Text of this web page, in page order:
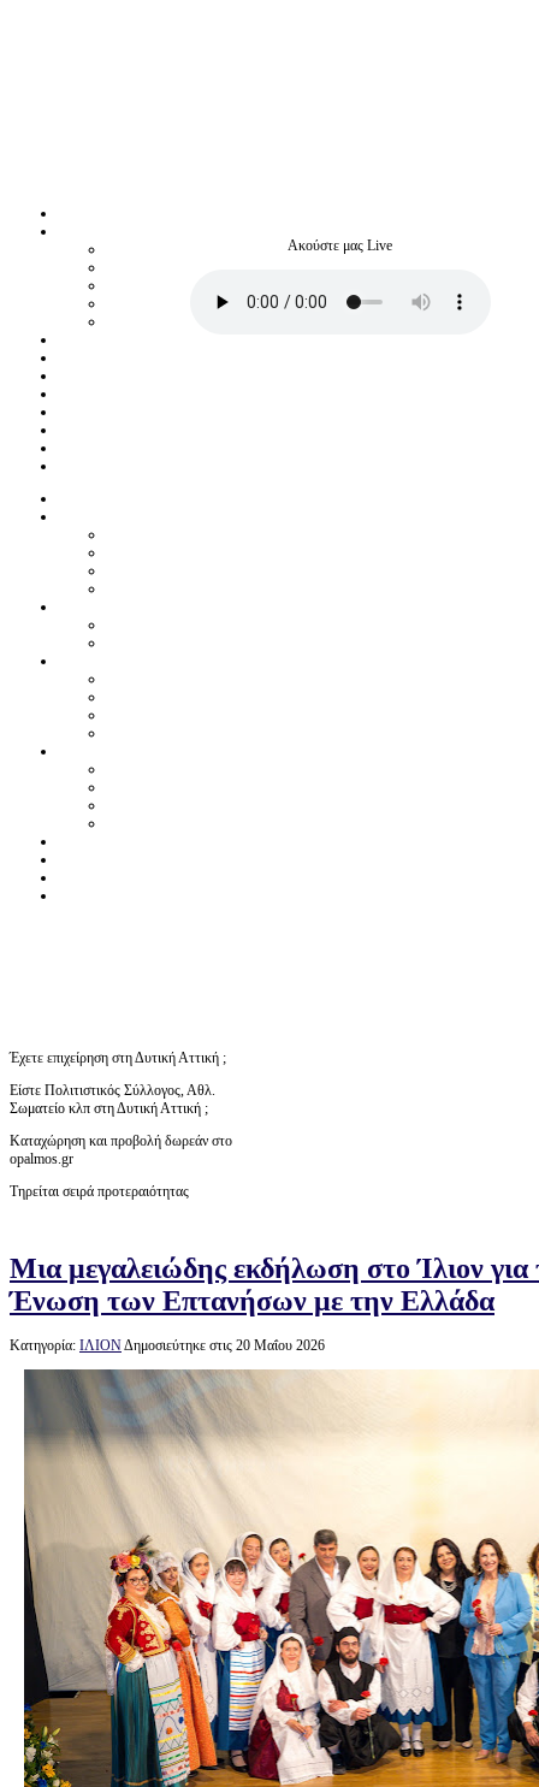
Ακούστε μας Live
Έχετε επιχείρηση στη Δυτική Αττική ;
Είστε Πολιτιστικός Σύλλογος, Αθλ.
Σωματείο κλπ στη Δυτική Αττική ;
Καταχώρηση και προβολή δωρεάν στο
opalmos.gr
Τηρείται σειρά προτεραιότητας
Μια μεγαλειώδης εκδήλωση στο Ίλιον
Ένωση των Επτανήσων με την Ελλάδα
Κατηγορία: ΙΛΙΟΝΔημοσιεύτηκε στις 20 Μαΐου 2026